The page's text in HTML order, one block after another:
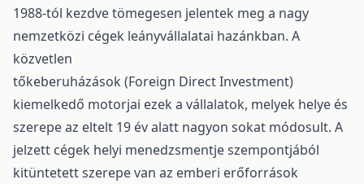
1988-tól kezdve tömegesen jelentek meg a nagy
nemzetközi cégek leányvállalatai hazánkban. A
közvetlen
tőkeberuházások (Foreign Direct Investment)
kiemelkedő motorjai ezek a vállalatok, melyek helye és
szerepe az eltelt 19 év alatt nagyon sokat módosult. A
jelzett cégek helyi menedzsmentje szempontjából
kitüntetett szerepe van az emberi erőforrások